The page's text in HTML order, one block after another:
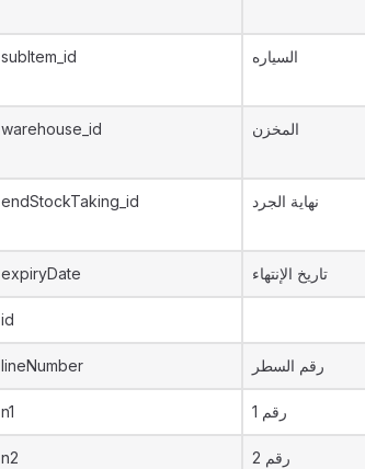
subItem_id السياره
warehouse_id المخزن
endStockTaking_id نهاية الجرد
expiryDate تاريخ الإنتهاء
id
lineNumber رقم السطر
n1 رقم 1
n2 رقم 2